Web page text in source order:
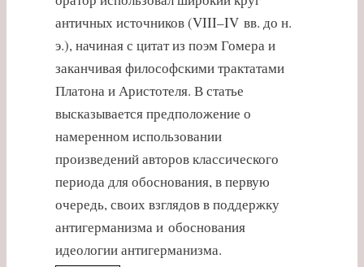
античных источников (VIII–IV вв. до н.
э.), начиная с цитат из поэм Гомера и
заканчивая философскими трактатами
Платона и Аристотеля. В статье
высказывается предположение о
намеренном использовании
произведений авторов классического
периода для обоснования, в первую
очередь, своих взглядов в поддержку
антигерманизма и обоснования
идеологии антигерманизма.